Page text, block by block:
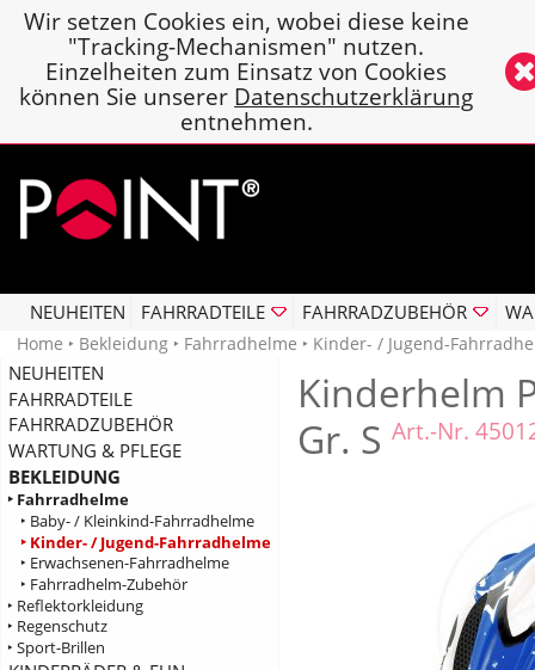
Wir setzen Cookies ein, wobei diese keine
"Tracking-Mechanismen" nutzen.
Einzelheiten zum Einsatz von Cookies
können Sie unserer Datenschutzerklärung
entnehmen.
NEUHEITEN FAHRRADTEILE FAHRRADZUBEHÖR
Home ‣ Bekleidung ‣ Fahrradhelme ‣ Kinder- / Jugend-
NEUHEITEN
FAHRRADTEILE
FAHRRADZUBEHÖR
WARTUNG & PFLEGE
BEKLEIDUNG
‣ Fahrradhelme
‣ Baby- / Kleinkind-Fahrradhelme
‣ Kinder- / Jugend-Fahrradhelme
‣ Erwachsenen-Fahrradhelme
‣ Fahrradhelm-Zubehör
‣ Reflektorkleidung
‣ Regenschutz
‣ Sport-Brillen
Kinderhelm
Gr. S Art.-Nr.